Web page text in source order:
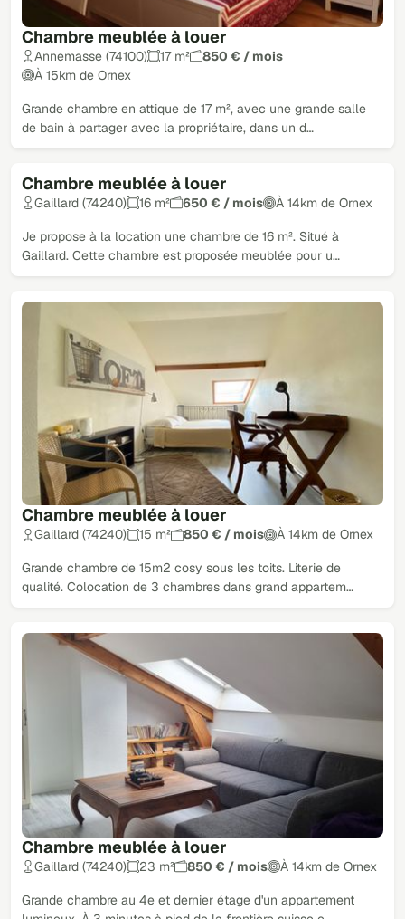
Chambre meublée à louer
Annemasse (74100) 17 m²
850 € / mois
À 15km de Ornex
Grande chambre en attique de 17 m², avec une grande salle
de bain à partager avec la propriétaire, dans un d…
Chambre meublée à louer
Gaillard (74240) 16 m² 650 € / mois À 14km de Ornex
Je propose à la location une chambre de 16 m². Situé à
Gaillard. Cette chambre est proposée meublée pour u…
Chambre meublée à louer
Gaillard (74240) 15 m² 850 € / mois À 14km de Ornex
Grande chambre de 15m2 cosy sous les toits. Literie de
qualité. Colocation de 3 chambres dans grand appartem…
Chambre meublée à louer
Gaillard (74240) 23 m² 850 € / mois À 14km de Ornex
Grande chambre au 4e et dernier étage d'un appartement